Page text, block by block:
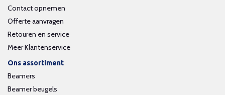
Contact opnemen
Offerte aanvragen
Retouren en service
Meer Klantenservice
Ons assortiment
Beamers
Beamer beugels